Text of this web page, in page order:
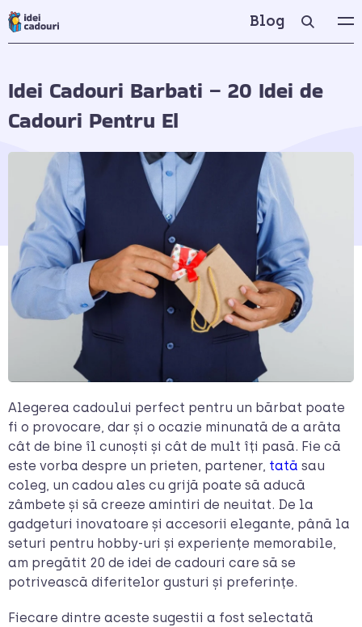
Blog
Idei Cadouri Barbati – 20 Idei de
Cadouri Pentru El
Alegerea cadoului perfect pentru un bărbat poate
fi o provocare, dar și o ocazie minunată de a arăta
cât de bine îl cunoști și cât de mult îți pasă. Fie că
este vorba despre un prieten, partener, tată sau
coleg, un cadou ales cu grijă poate să aducă
zâmbete și să creeze amintiri de neuitat. De la
gadgeturi inovatoare și accesorii elegante, până la
seturi pentru hobby-uri și experiențe memorabile,
am pregătit 20 de idei de cadouri care să se
potrivească diferitelor gusturi și preferințe.
Fiecare dintre aceste sugestii a fost selectată